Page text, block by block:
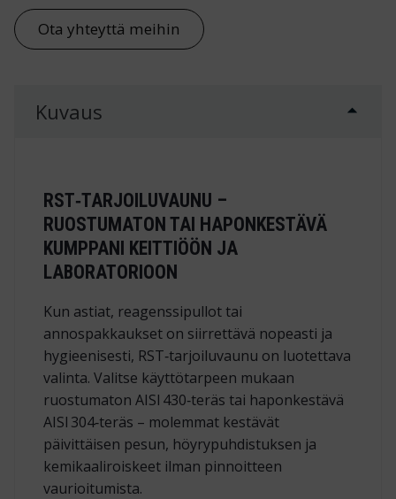
Ota yhteyttä meihin
Kuvaus
RST‑TARJOILUVAUNU –
RUOSTUMATON TAI HAPONKESTÄVÄ
KUMPPANI KEITTIÖÖN JA
LABORATORIOON
Kun astiat, reagenssipullot tai
annospakkaukset on siirrettävä nopeasti ja
hygieenisesti, RST‑tarjoiluvaunu on luotettava
valinta. Valitse käyttötarpeen mukaan
ruostumaton AISI 430‑teräs tai haponkestävä
AISI 304‑teräs – molemmat kestävät
päivittäisen pesun, höyrypuhdistuksen ja
kemikaaliroiskeet ilman pinnoitteen
vaurioitumista.